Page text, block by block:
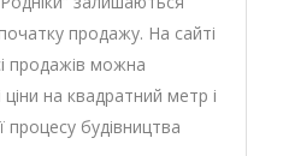
продажу. На сайті
продажів можна
ціни на квадратний метр і
процесу будівництва